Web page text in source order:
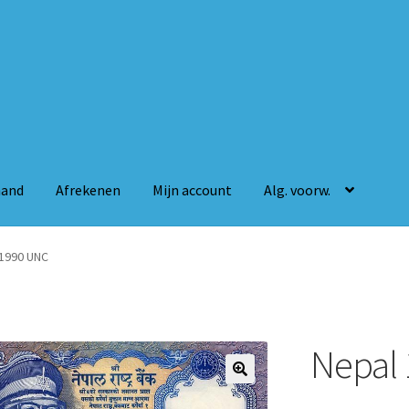
Afrekenen Mijn account Alg. voorw.
Mijn account
UNC
Nepal